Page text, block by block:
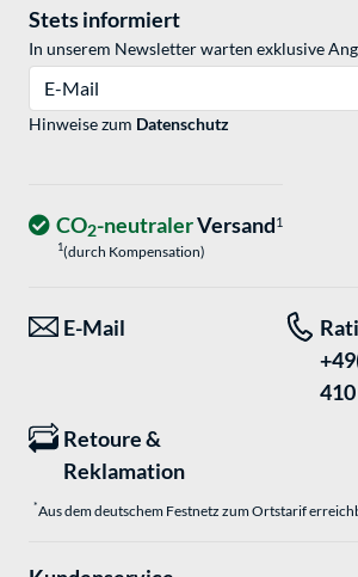
Stets informiert
In unserem Newsletter warten exklusive
Hinweise zum Datenschutz
CO2-neutralerVersand1
1(durch Kompensation)
E-Mail
410
Retoure &
Reklamation
*Aus dem deutschem Festnetz zum Ortstarif